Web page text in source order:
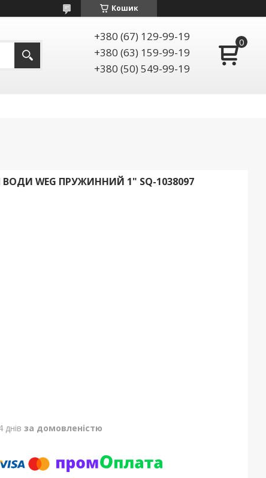
Кошик
+380 (67) 129-99-19
+380 (63) 159-99-19
+380 (50) 549-99-19
WEG ПРУЖИННИЙ 1" SQ-1038097
за домовленістю